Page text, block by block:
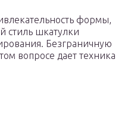
формы,
стиль шкатулки
Безграничную
вопросе дает техника